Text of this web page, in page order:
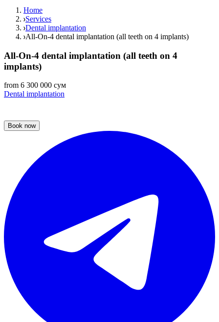
Home
Services
Dental implantation
All-On-4 dental implantation (all teeth on 4 implants)
All-On-4 dental implantation (all teeth on 4
implants)
from 6 300 000 сум
Dental implantation
Book now